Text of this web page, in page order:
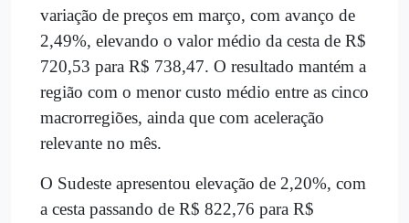
variação de preços em março, com avanço de
2,49%, elevando o valor médio da cesta de R$
720,53 para R$ 738,47. O resultado mantém a
região com o menor custo médio entre as cinco
macrorregiões, ainda que com aceleração
relevante no mês.
O Sudeste apresentou elevação de 2,20%, com
a cesta passando de R$ 822,76 para R$